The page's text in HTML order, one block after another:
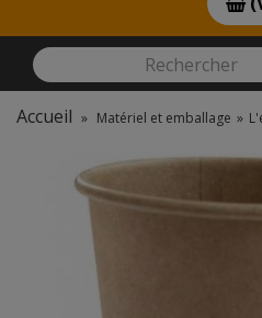
Rechercher
Accueil » Matériel et emballage »